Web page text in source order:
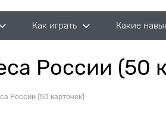
Как играть Какие
России (50
России (50 карточек)